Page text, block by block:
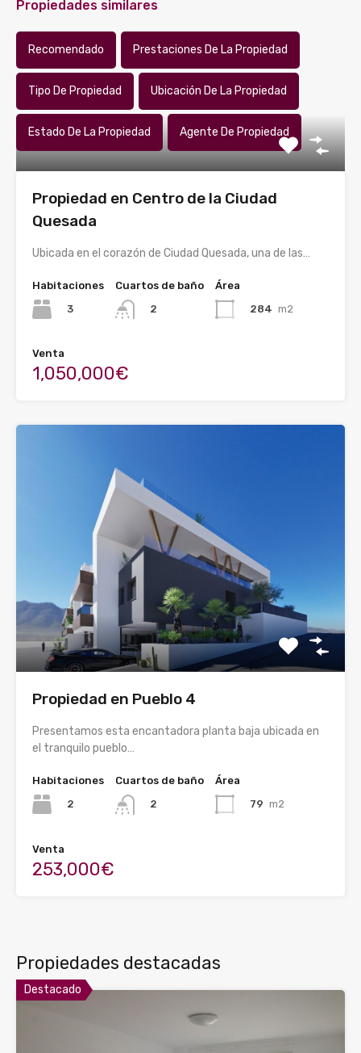
Propiedades similares
Recomendado Prestaciones De La Propiedad
Tipo De Propiedad Ubicación De La Propiedad
Estado De La Propiedad Agente De Propiedad
Propiedad en Centro de la Ciudad
Quesada
Ubicada en el corazón de Ciudad Quesada, una de las…
Habitaciones
3
Cuartos de baño
2
Área
284 m2
Venta
1,050,000€
Propiedad en Pueblo 4
Presentamos esta encantadora planta baja ubicada en
el tranquilo pueblo…
Habitaciones
2
Cuartos de baño
2
Área
79 m2
Venta
253,000€
Propiedades destacadas
Destacado